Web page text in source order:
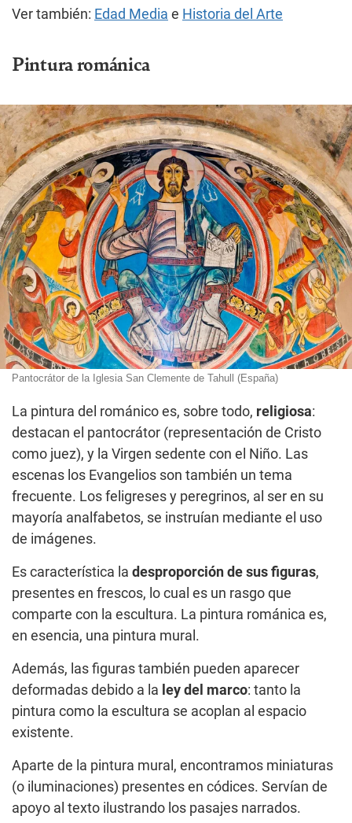
Ver también: Edad Media e Historia del Arte
Pintura románica
Pantocrátor de la Iglesia San Clemente de Tahull (España)
La pintura del románico es, sobre todo, religiosa:
destacan el pantocrátor (representación de Cristo
como juez), y la Virgen sedente con el Niño. Las
escenas los Evangelios son también un tema
frecuente. Los feligreses y peregrinos, al ser en su
mayoría analfabetos, se instruían mediante el uso
de imágenes.
Es característica la desproporción de sus figuras,
presentes en frescos, lo cual es un rasgo que
comparte con la escultura. La pintura románica es,
en esencia, una pintura mural.
Además, las figuras también pueden aparecer
deformadas debido a la ley del marco: tanto la
pintura como la escultura se acoplan al espacio
existente.
Aparte de la pintura mural, encontramos miniaturas
(o iluminaciones) presentes en códices. Servían de
apoyo al texto ilustrando los pasajes narrados.